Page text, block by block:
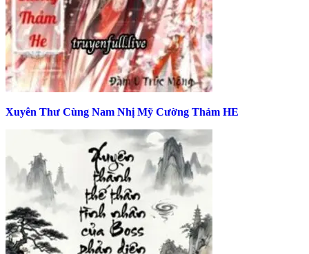
Xuyên Thư Cùng Nam Nhị Mỹ Cường Thảm HE